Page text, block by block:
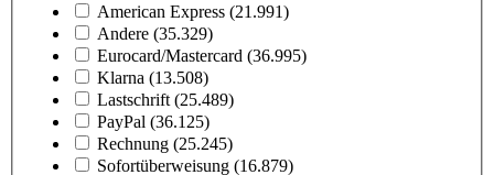
American Express (21.991)
Andere (35.329)
Eurocard/Mastercard (36.995)
Klarna (13.508)
Lastschrift (25.489)
PayPal (36.125)
Rechnung (25.245)
Sofortüberweisung (16.879)